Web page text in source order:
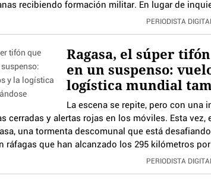
recibiendo formación militar. En lugar de
PERIODISTA
Ragasa, el súper
en un suspenso:
logística mundial
La escena se repite, pero con una
cerradas y alertas rojas en los móviles. Esta
una tormenta descomunal que está
ráfagas que han alcanzado los 295 kilómetros
PERIODISTA